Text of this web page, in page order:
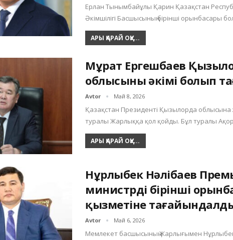
Ерлан Тынымбайұлы Қарин Қазақстан
Әкімшілігі Басшысының бірінші орынбасары
АРЫ ҚАРАЙ ОҚУ...
Мұрат Ергешбаев
облысының әкімі болып
Avtor Май 8, 2026
Қазақстан Президенті Қызылорда облысына
туралы Жарлыққа қол қойды. Бұл туралы
АРЫ ҚАРАЙ ОҚУ...
Нұрлыбек Нәлібаев
министрдің бірінші
қызметіне
Avtor Май 6, 2026
Мемлекет басшысының Жарлығымен